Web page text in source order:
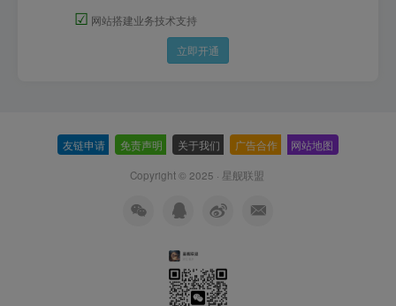
☑ 网站搭建业务技术支持
立即开通
友链申请 免责声明 关于我们 广告合作 网站地图
Copyright © 2025 · 星舰联盟